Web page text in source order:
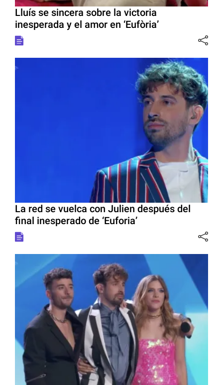
Lluís se sincera sobre la victoria
inesperada y el amor en ‘Eufòria’
La red se vuelca con Julien después del
final inesperado de ‘Euforia’